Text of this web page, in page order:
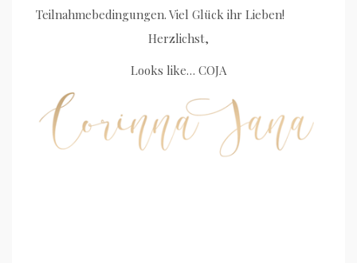
Teilnahmebedingungen. Viel Glück ihr Lieben!
Herzlichst,
Looks like… COJA